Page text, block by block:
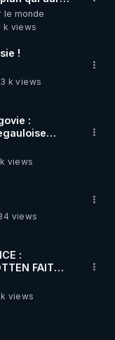
2001
le monde
k views
!
k views
:
‪@gladysriifard5710‬ Laëtitia
k views
views
:
FAIT
k views